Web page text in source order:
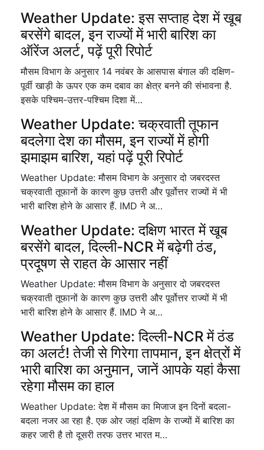
Weather Update: इस सप्ताह देश में खूब
बरसेंगे बादल, इन राज्यों में भारी बारिश का
ऑरेंज अलर्ट, पढ़ें पूरी रिपोर्ट
मौसम विभाग के अनुसार 14 नवंबर के आसपास बंगाल की दक्षिण-
पूर्वी खाड़ी के ऊपर एक कम दबाव का क्षेत्र बनने की संभावना है.
इसके पश्चिम-उत्तर-पश्चिम दिशा में…
Weather Update: चक्रवाती तूफान
बदलेगा देश का मौसम, इन राज्यों में होगी
झमाझम बारिश, यहां पढ़ें पूरी रिपोर्ट
Weather Update: मौसम विभाग के अनुसार दो जबरदस्त
चक्रवाती तूफानों के कारण कुछ उत्तरी और पूर्वोत्तर राज्यों में भी
भारी बारिश होने के आसार हैं. IMD ने अ…
Weather Update: दक्षिण भारत में खूब
बरसेंगे बादल, दिल्ली-NCR में बढ़ेगी ठंड,
प्रदूषण से राहत के आसार नहीं
Weather Update: मौसम विभाग के अनुसार दो जबरदस्त
चक्रवाती तूफानों के कारण कुछ उत्तरी और पूर्वोत्तर राज्यों में भी
भारी बारिश होने के आसार हैं. IMD ने अ…
Weather Update: दिल्ली-NCR में ठंड
का अलर्ट! तेजी से गिरेगा तापमान, इन क्षेत्रों में
भारी बारिश का अनुमान, जानें आपके यहां कैसा
रहेगा मौसम का हाल
Weather Update: देश में मौसम का मिजाज इन दिनों बदला-
बदला नजर आ रहा है. एक ओर जहां दक्षिण के राज्यों में बारिश का
कहर जारी है तो दूसरी तरफ उत्तर भारत म…